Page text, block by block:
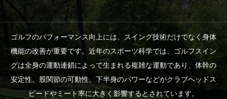
ゴルフのパフォーマンス向上には、スイング技術だけでなく身体
機能の改善が重要です。近年のスポーツ科学では、ゴルフスイン
グは全身の運動連鎖によって生まれる複雑な運動であり、体幹の
安定性、股関節の可動性、下半身のパワーなどがクラブヘッドス
ピードやミート率に大きく影響するとされています。